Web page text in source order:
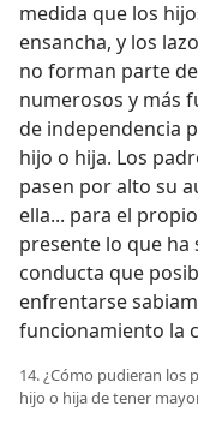
medida que los
ensancha, y los
no forman parte
numerosos y más
de independencia
hijo o hija. Los
pasen por alto su
ella... para el
presente lo que ha
conducta que
enfrentarse
funcionamiento la
14. ¿Cómo pudieran los
hijo o hija de tener